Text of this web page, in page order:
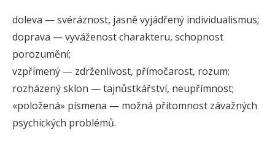
doleva — svéráznost, jasně vyjádřený individualismus;
doprava — vyváženost charakteru, schopnost
porozumění;
vzpřímený — zdrženlivost, přímočarost, rozum;
rozházený sklon — tajnůstkářství, neupřímnost;
«položená» písmena — možná přítomnost závažných
psychických problémů.